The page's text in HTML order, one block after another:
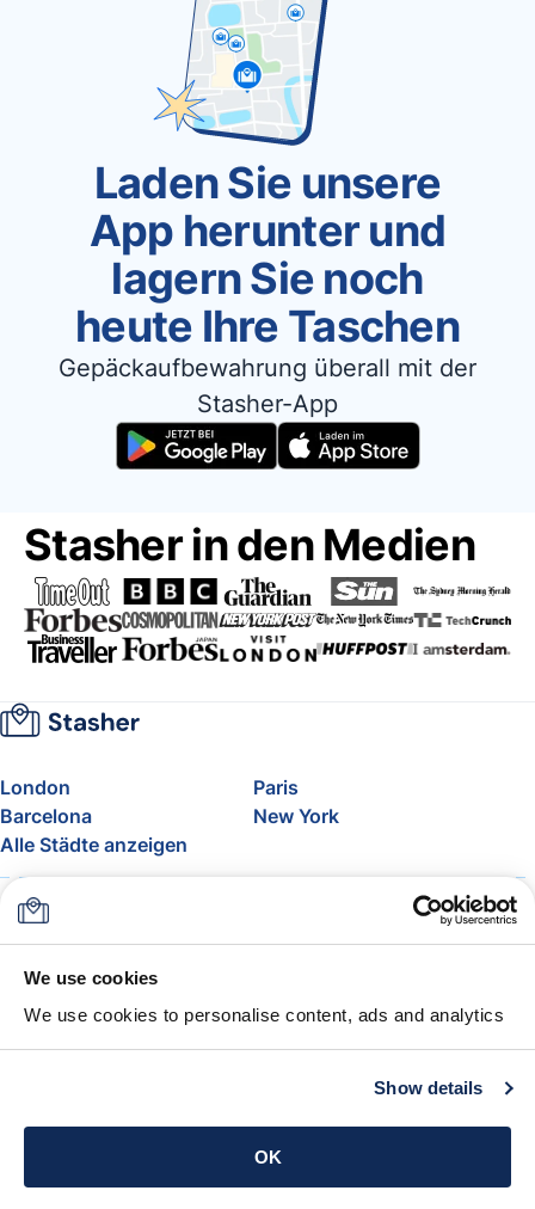
We use cookies
We use cookies to personalise content, ads and analytics
Show details
OK
Laden Sie unsere
App herunter und
lagern Sie noch
heute Ihre Taschen
Gepäckaufbewahrung überall mit der
Stasher-App
Stasher in den Medien
London
Paris
Barcelona
New York
Alle Städte anzeigen
Über uns
FAQ
Support
Blog
Freigepäck bei Airlines
Die Stasher-Garantie
AGB
App holen